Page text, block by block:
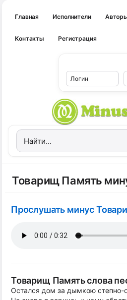
Главная Исполнители
Контакты Регистрация
Товарищ Память
Прослушать минус
Товарищ Память слова
Остался дом за дымкою степно-